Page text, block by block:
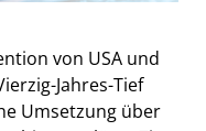
von USA und
Jahres-Tief
Umsetzung über